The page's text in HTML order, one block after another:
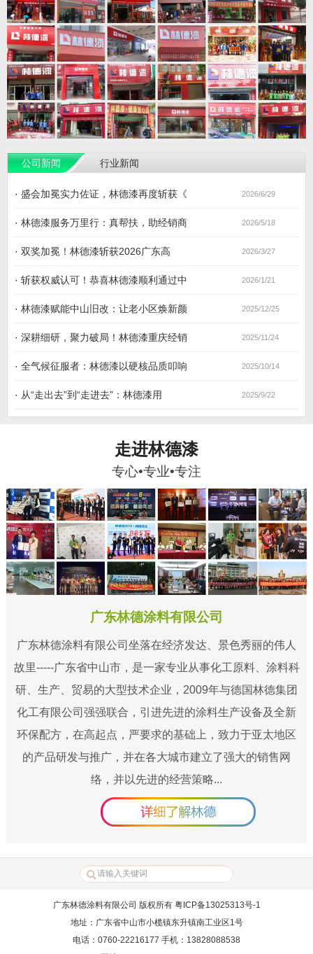
公司新闻 行业新闻
· 盛会加冕实力佐证，林德漆再度斩获《 2026/6/29
· 林德漆服务万里行：真帮扶，助经销商 2026/5/18
· 双奖加冕！林德漆斩获2026广东高 2026/3/27
· 斩获权威认可！恭喜林德漆顺利通过中 2026/1/21
· 林德漆赋能中山旧改：让老小区焕新颜 2025/12/25
· 深耕细研，聚力破局！林德漆重庆经销 2025/11/24
· 全气候征服者：林德漆以硬核品质叩响 2025/10/14
· 从“走出去”到“走进去”：林德漆用 2025/9/22
走进林德漆
专心•专业•专注
广东林德涂料有限公司
广东林德涂料有限公司坐落在经济发达、景色秀丽的伟人
故里-----广东省中山市，是一家专业从事化工原料、涂料科
研、生产、贸易的大型技术企业，2009年与德国林德集团
化工有限公司强强联合，引进先进的涂料生产设备及全新
环保配方，在高起点，严要求的基础上，致力于亚太地区
的产品研发与推广，并在各大城市建立了强大的销售网
络，并以先进的经营策略...
广东林德涂料有限公司 版权所有 粤ICP备13025313号-1
地址：广东省中山市小榄镇东升镇南工业区1号
电话：0760-22216177 手机：13828088538